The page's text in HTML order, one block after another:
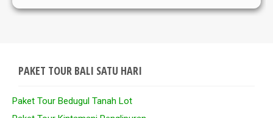
PAKET TOUR BALI SATU HARI
Paket Tour Bedugul Tanah Lot